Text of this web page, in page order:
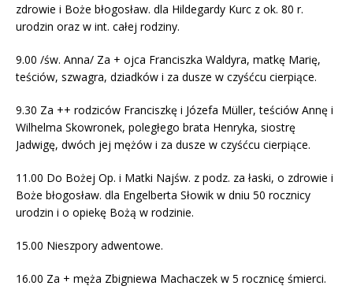
zdrowie i Boże błogosław. dla Hildegardy Kurc z ok. 80 r.
urodzin oraz w int. całej rodziny.
9.00 /św. Anna/ Za + ojca Franciszka Waldyra, matkę Marię,
teściów, szwagra, dziadków i za dusze w czyśćcu cierpiące.
9.30 Za ++ rodziców Franciszkę i Józefa Müller, teściów Annę i
Wilhelma Skowronek, poległego brata Henryka, siostrę
Jadwigę, dwóch jej mężów i za dusze w czyśćcu cierpiące.
11.00 Do Bożej Op. i Matki Najśw. z podz. za łaski, o zdrowie i
Boże błogosław. dla Engelberta Słowik w dniu 50 rocznicy
urodzin i o opiekę Bożą w rodzinie.
15.00 Nieszpory adwentowe.
16.00 Za + męża Zbigniewa Machaczek w 5 rocznicę śmierci.